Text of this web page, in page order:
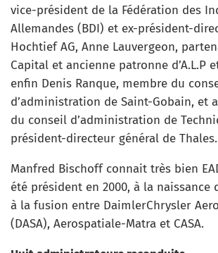
vice-président de la Fédération des
Allemandes (BDI) et ex-président-
Hochtief AG, Anne Lauvergeon,
Capital et ancienne patronne d’A.L.P et
enfin Denis Ranque, membre du
d’administration de Saint-Gobain, et
du conseil d’administration de
président-directeur général de Thales.
Manfred Bischoff connait très bien
été président en 2000, à la naissance
à la fusion entre DaimlerChrysler
(DASA), Aerospatiale-Matra et CASA.